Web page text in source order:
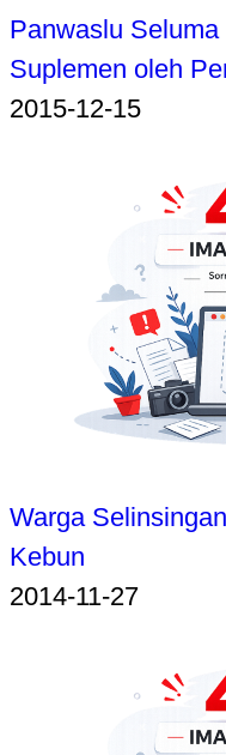
Panwaslu
Suplemen oleh
2015-12-15
Warga
Kebun
2014-11-27